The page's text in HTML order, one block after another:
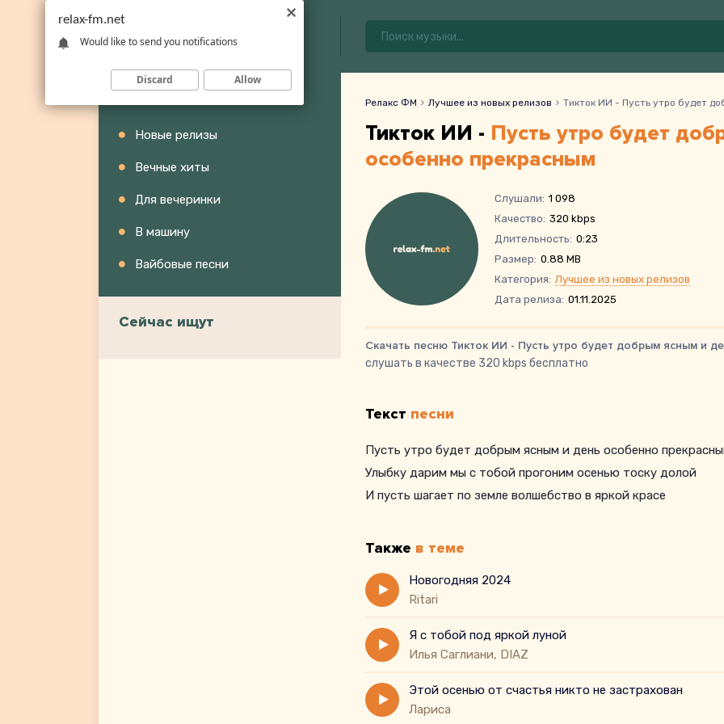
Новые релизы
Вечные хиты
Для вечеринки
В машину
Вайбовые песни
Сейчас ищут
Релакс ФМ Лучшее из новых релизов Тикток ИИ - Пусть утро будет
Тикток ИИ - Пусть утро будет
особенно прекрасным
Слушали: 1 098
Качество: 320 kbps
Длительность: 0:23
Размер: 0.88 MB
Категория: Лучшее из новых релизов
Дата релиза: 01.11.2025
Скачать песню Тикток ИИ - Пусть утро будет добрым ясным и
слушать в качестве 320 kbps бесплатно
Текст песни
Пусть утро будет добрым ясным и день особенно
Улыбку дарим мы с тобой прогоним осенью тоску долой
И пусть шагает по земле волшебство в яркой красе
Также в теме
Новогодняя 2024
Ritari
Я с тобой под яркой луной
Илья Саглиани, DIAZ
Этой осенью от счастья никто не застрахован
Лариса
relax-fm.net
Would like to send you notifications
Discard Allow